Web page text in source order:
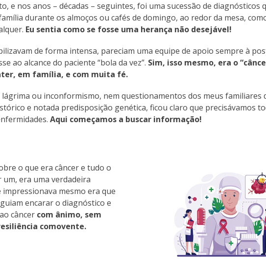
e nos anos – décadas – seguintes, foi uma sucessão de diagnósticos
durante os almoços ou cafés de domingo, ao redor da mesa,
Eu sentia como se fosse uma herança não desejável!
de forma intensa, pareciam uma equipe de apoio sempre à
ao alcance do paciente “bola da vez”. Sim, isso mesmo, era o
em família, e com muita fé.
ou inconformismo, nem questionamentos dos meus familiares
e notada predisposição genética, ficou claro que precisávamos
Aqui começamos a buscar informação!
o que era câncer e tudo o
era uma verdadeira
mesmo era que
encarar o diagnóstico e
câncer com ânimo, sem
comovente.